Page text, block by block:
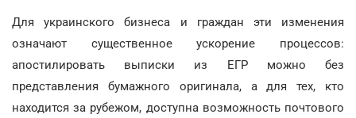
Для украинского бизнеса и граждан эти изменения
означают существенное ускорение процессов:
апостилировать выписки из ЕГР можно без
представления бумажного оригинала, а для тех, кто
находится за рубежом, доступна возможность почтового